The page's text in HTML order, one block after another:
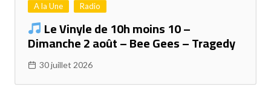
A la Une Radio
Le Vinyle de 10h moins 10 –
Dimanche 2 août – Bee Gees – Tragedy
30 juillet 2026